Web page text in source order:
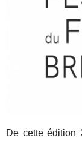
De cette édition